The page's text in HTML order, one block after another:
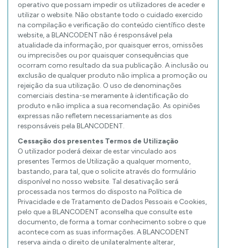
operativo que possam impedir os utilizadores de aceder e
utilizar o website. Não obstante todo o cuidado exercido
na compilação e verificação do conteúdo científico deste
website, a BLANCODENT não é responsável pela
atualidade da informação, por quaisquer erros, omissões
ou imprecisões ou por quaisquer consequências que
ocorram como resultado da sua publicação. A inclusão ou
exclusão de qualquer produto não implica a promoção ou
rejeição da sua utilização. O uso de denominações
comerciais destina-se meramente à identificação do
produto e não implica a sua recomendação. As opiniões
expressas não refletem necessariamente as dos
responsáveis pela BLANCODENT.
Cessação dos presentes Termos de Utilização
O utilizador poderá deixar de estar vinculado aos
presentes Termos de Utilização a qualquer momento,
bastando, para tal, que o solicite através do formulário
disponível no nosso website. Tal desativação será
processada nos termos do disposto na Política de
Privacidade e de Tratamento de Dados Pessoais e Cookies,
pelo que a BLANCODENT aconselha que consulte este
documento, de forma a tomar conhecimento sobre o que
acontece com as suas informações. A BLANCODENT
reserva ainda o direito de unilateralmente alterar,